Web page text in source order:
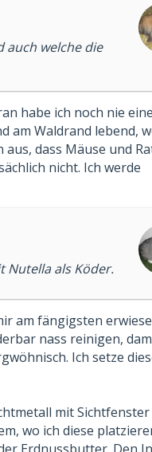
auch welche die
habe ich noch nie
am Waldrand lebend,
dass Mäuse und
nicht. Ich werde
Nutella als Köder.
am fängigsten
nass reinigen,
Ich setze
mit
wo ich diese